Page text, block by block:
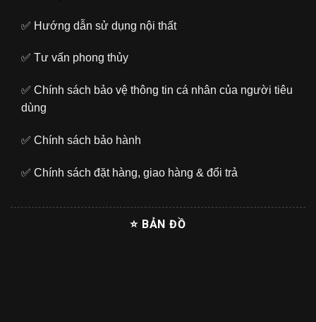
✅ Hướng dẫn sử dụng nội thất
✅ Tư vấn phong thủy
✅ Chính sách bảo vệ thông tin cá nhân của người tiêu
dùng
✅ Chính sách bảo hành
✅ Chính sách đặt hàng, giao hàng & đổi trả
⭐ BẢN ĐỒ